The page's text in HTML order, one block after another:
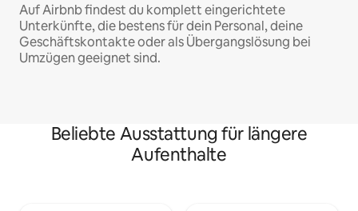
Auf Airbnb findest du komplett eingerichtete
Unterkünfte, die bestens für dein Personal, deine
Geschäftskontakte oder als Übergangslösung bei
Umzügen geeignet sind.
Beliebte Ausstattung für längere
Aufenthalte